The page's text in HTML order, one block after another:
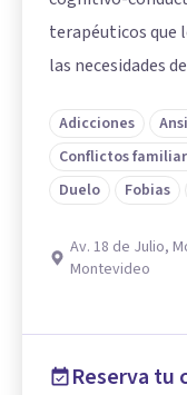
terapéuticos que
las necesidades
Adicciones
Conflictos
Duelo
Fobias
Av. 18 de Julio,
Montevideo
Reserva tu